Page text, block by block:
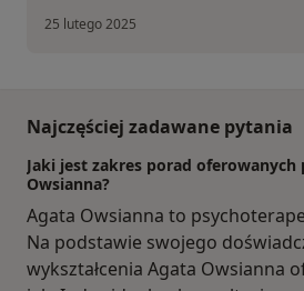
25 lutego 2025
Najczęściej zadawane pytania
Jaki jest zakres porad oferowanych
Owsianna?
Agata Owsianna to
Na podstawie swojego
wykształcenia Agata Owsianna